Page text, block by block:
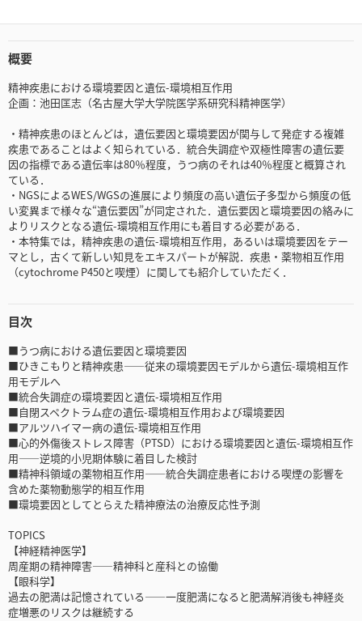
概要
精神疾患における環境要因と遺伝-環境相互作用
企画：池田匡志（名古屋大学大学院医学系研究科精神医学）
・精神疾患のほとんどは，遺伝要因と環境要因が関与して発症する複雑
疾患であることはよく知られている．統合失調症や双極性障害の遺伝要
因の指標である遺伝率は80％程度，うつ病のそれは40％程度と概算され
ている．
・NGSによるWES/WGSの進展により頻度の高い遺伝子多型から頻度の低
い変異まで様々な“遺伝要因”が同定された．遺伝要因と環境要因の絡みに
よりリスクとなる遺伝-環境相互作用にも着目する必要がある．
・本特集では，精神疾患の遺伝-環境相互作用，あるいは環境要因をテー
マとし，古くて新しい知見をエキスパートが解説．疾患・薬物相互作用
（cytochrome P450と喫煙）に関しても紹介していただく．
目次
■うつ病における遺伝要因と環境要因
■ひきこもりと精神疾患――従来の環境要因モデルから遺伝-環境相互作
用モデルへ
■統合失調症の環境要因と遺伝-環境相互作用
■自閉スペクトラム症の遺伝-環境相互作用および環境要因
■アルツハイマー病の遺伝-環境相互作用
■心的外傷後ストレス障害（PTSD）における環境要因と遺伝-環境相互作
用――逆境的小児期体験に着目した検討
■精神科領域の薬物相互作用――統合失調症患者における喫煙の影響を
含めた薬物動態学的相互作用
■環境要因としてとらえた精神療法の治療反応性予測
TOPICS
【神経精神医学】
周産期の精神障害――精神科と産科との協働
【眼科学】
過去の肥満は記憶されている――一度肥満になると肥満解消後も神経炎
症増悪のリスクは継続する